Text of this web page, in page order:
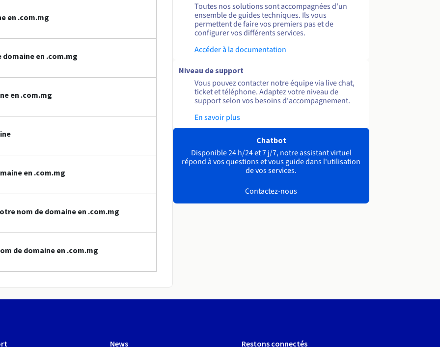
en .com.mg
en .com.mg
en .com.mg
en .com.mg
nom de domaine en .com.mg
de domaine en .com.mg
Toutes nos solutions sont accompagnées d'un
ensemble de guides techniques. Ils vous
permettent de faire vos premiers pas et de
configurer vos différents services.
Accéder à la documentation
Niveau de support
Vous pouvez contacter notre équipe via live chat,
ticket et téléphone. Adaptez votre niveau de
support selon vos besoins d'accompagnement.
En savoir plus
Chatbot
Disponible 24 h/24 et 7 j/7, notre assistant virtuel
répond à vos questions et vous guide dans l'utilisation
de vos services.
Contactez-nous
News
Restons connectés